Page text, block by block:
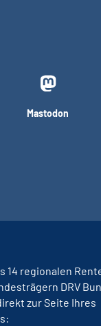
Mastodon
14 regionalen
DRV
zur Seite Ihres